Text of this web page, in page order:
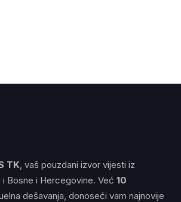
TK , vaš pouzdani izvor vijesti iz
i Bosne i Hercegovine. Već 10
dešavanja, donoseći vam najnovije